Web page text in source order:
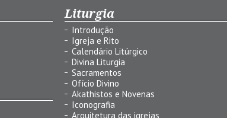
Liturgia
Introdução
Igreja e Rito
Calendário Litúrgico
Divina Liturgia
Sacramentos
Ofício Divino
Akathistos e Novenas
Iconografia
Arquitetura das igrejas